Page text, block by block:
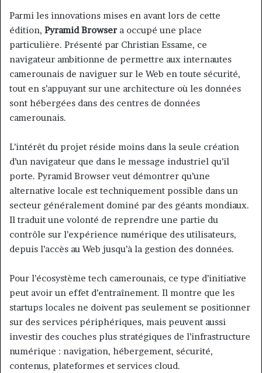
Parmi les innovations mises en avant lors de cette
édition, Pyramid Browsera occupé une place
particulière. Présenté par Christian Essame, ce
navigateur ambitionne de permettre aux internautes
camerounais de naviguer sur le Web en toute sécurité,
tout en s’appuyant sur une architecture où les données
sont hébergées dans des centres de données
camerounais.
L’intérêt du projet réside moins dans la seule création
d’un navigateur que dans le message industriel qu’il
porte. Pyramid Browser veut démontrer qu’une
alternative locale est techniquement possible dans un
secteur généralement dominé par des géants mondiaux.
Il traduit une volonté de reprendre une partie du
contrôle sur l’expérience numérique des utilisateurs,
depuis l’accès au Web jusqu’à la gestion des données.
Pour l’écosystème tech camerounais, ce type d’initiative
peut avoir un effet d’entraînement. Il montre que les
startups locales ne doivent pas seulement se positionner
sur des services périphériques, mais peuvent aussi
investir des couches plus stratégiques de l’infrastructure
numérique : navigation, hébergement, sécurité,
contenus, plateformes et services cloud.